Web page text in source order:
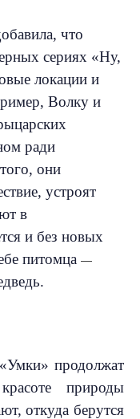
что
сериях «Ну,
локации и
Волку и
ради
они
устроят
в
и без новых
питомца —
продолжат
природы
откуда берутся